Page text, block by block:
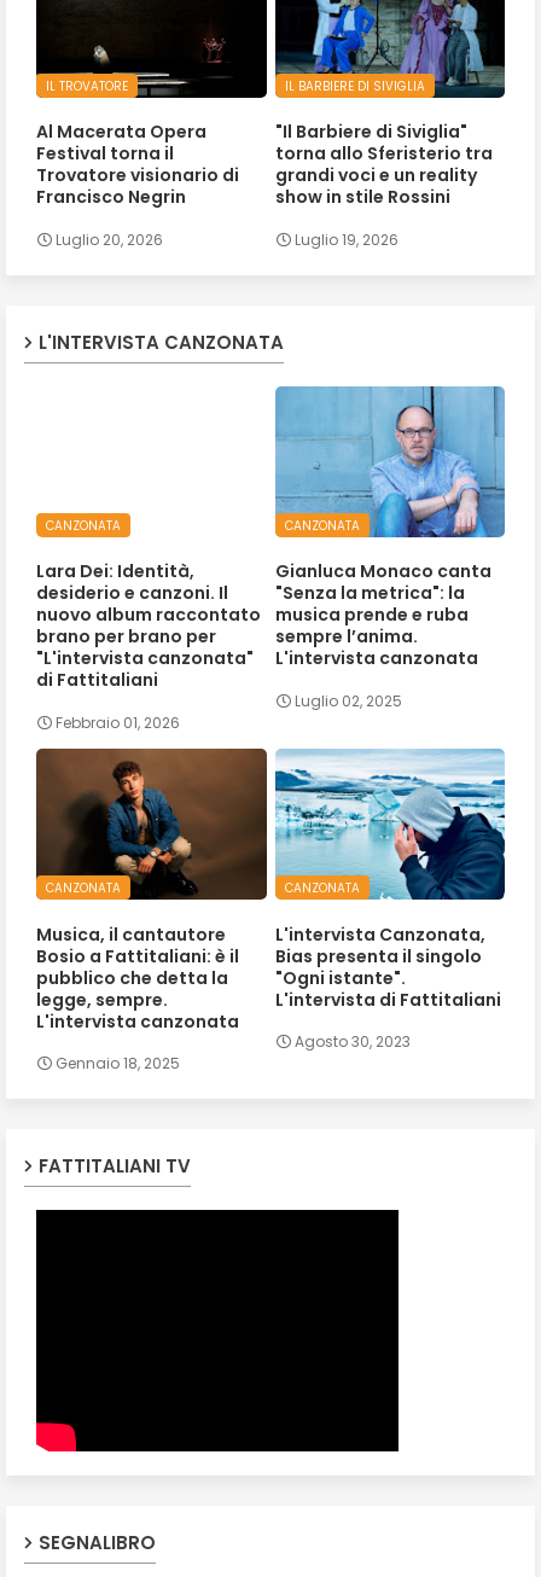
IL TROVATORE
Al Macerata Opera
Festival torna il
Trovatore visionario di
Francisco Negrin
Luglio 20, 2026
IL BARBIERE DI SIVIGLIA
"Il Barbiere di Siviglia"
torna allo Sferisterio tra
grandi voci e un reality
show in stile Rossini
Luglio 19, 2026
L'INTERVISTA CANZONATA
CANZONATA
Lara Dei: Identità,
desiderio e canzoni. Il
nuovo album raccontato
brano per brano per
"L'intervista canzonata"
di Fattitaliani
Febbraio 01, 2026
CANZONATA
Gianluca Monaco canta
"Senza la metrica": la
musica prende e ruba
sempre l’anima.
L'intervista canzonata
Luglio 02, 2025
CANZONATA
Musica, il cantautore
Bosio a Fattitaliani: è il
pubblico che detta la
legge, sempre.
L'intervista canzonata
Gennaio 18, 2025
CANZONATA
L'intervista Canzonata,
Bias presenta il singolo
"Ogni istante".
L'intervista di Fattitaliani
Agosto 30, 2023
FATTITALIANI TV
SEGNALIBRO